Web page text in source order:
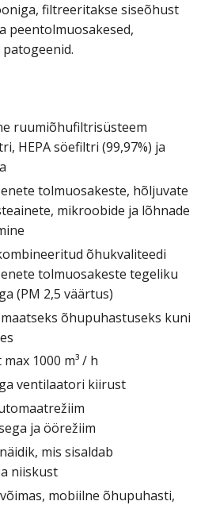
filtreeritakse siseõhust
peentolmuosakesed,
ruumiõhufiltrisüsteem
HEPA söefiltri (99,97%) ja
tolmuosakeste, hõljuvate
mikroobide ja lõhnade
õhukvaliteedi
tolmuosakeste tegeliku
(PM 2,5 väärtus)
õhupuhastuseks kuni
1000 m³ / h
ventilaatori kiirust
ja öörežiim
mis sisaldab
niiskust
mobiilne õhupuhasti,